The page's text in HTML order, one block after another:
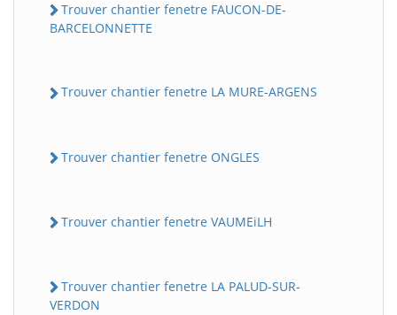
Trouver chantier fenetre FAUCON-DE-
BARCELONNETTE
Trouver chantier fenetre LA MURE-ARGENS
Trouver chantier fenetre ONGLES
Trouver chantier fenetre VAUMEiLH
Trouver chantier fenetre LA PALUD-SUR-
VERDON